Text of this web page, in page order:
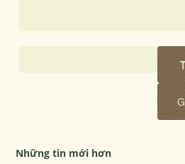
Những tin mới hơn